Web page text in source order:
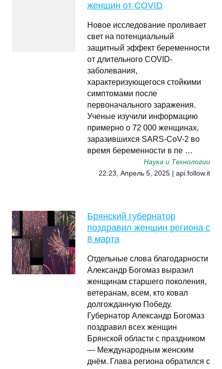
женщин от COVID
Новое исследование проливает
свет на потенциальный
защитный эффект беременности
от длительного COVID-
заболевания,
характеризующегося стойкими
симптомами после
первоначального заражения.
Ученые изучили информацию
примерно о 72 000 женщинах,
заразившихся SARS-CoV-2 во
время беременности в пе …
Наука и Технологии
22:23, Апрель 5, 2025 | api.follow.it
Брянский губернатор
поздравил женщин региона с
8 марта
Отдельные слова благодарности
Александр Богомаз выразил
женщинам старшего поколения,
ветеранам, всем, кто ковал
долгожданную Победу.
Губернатор Александр Богомаз
поздравил всех женщин
Брянской области с праздником
— Международным женским
днём. Глава региона обратился с